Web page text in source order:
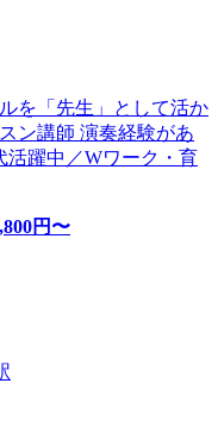
を「先生」として活か
ン講師 演奏経験があ
活躍中／Wワーク・育
円〜